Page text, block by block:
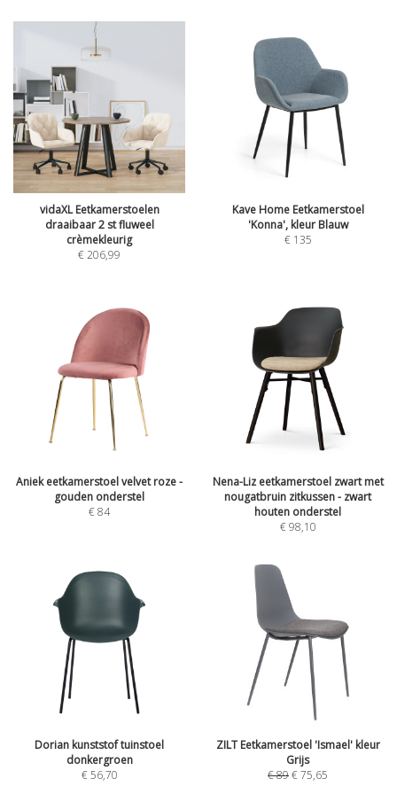
vidaXL Eetkamerstoelen
draaibaar 2 st fluweel
crèmekleurig
€206,99
Kave Home Eetkamerstoel
'Konna', kleur Blauw
€ 135
Aniek eetkamerstoel velvet roze -
gouden onderstel
€84
Nena-Liz eetkamerstoel zwart met
nougatbruin zitkussen - zwart
houten onderstel
€98,10
Dorian kunststof tuinstoel
donkergroen
€56,70
ZILT Eetkamerstoel 'Ismael' kleur
Grijs
€89€75,65